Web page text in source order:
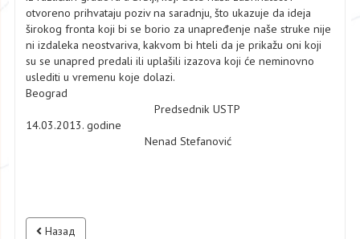
otvoreno prihvataju poziv na saradnju, što ukazuje da ideja
širokog fronta koji bi se borio za unapređenje naše struke nije
ni izdaleka neostvariva, kakvom bi hteli da je prikažu oni koji
su se unapred predali ili uplašili izazova koji će neminovno
uslediti u vremenu koje dolazi.
Beograd
Predsednik USTP
14.03.2013. godine
Nenad Stefanović
Назад